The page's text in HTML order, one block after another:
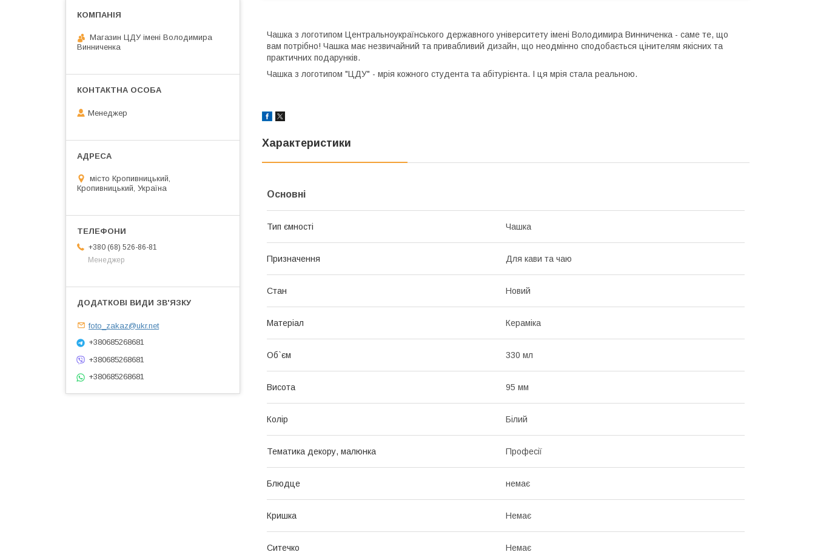
Чашка з логотипом Центральноукраїнського державного університету імені Володимира Винниченка - саме те, що
вам потрібно! Чашка має незвичайний та привабливий дизайн, що неодмінно сподобається цінителям якісних та
практичних подарунків.
Чашка з логотипом "ЦДУ" - мрія кожного студента та абітурієнта. І ця мрія стала реальною.
Характеристики
Основні
Тип ємності Чашка
Призначення Для кави та чаю
Стан Новий
Матеріал Кераміка
Об`єм 330 мл
Висота 95 мм
Колір Білий
Тематика декору, малюнка Професії
Блюдце немає
Кришка Немає
Ситечко Немає
Магазин ЦДУ імені Володимира
Винниченка
Менеджер
місто Кропивницький,
Кропивницький, Україна
+380 (68) 526-86-81
Менеджер
foto_zakaz@ukr.net
+380685268681
+380685268681
+380685268681